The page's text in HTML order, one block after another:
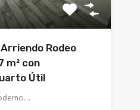
Rodeo
m² con
Útil